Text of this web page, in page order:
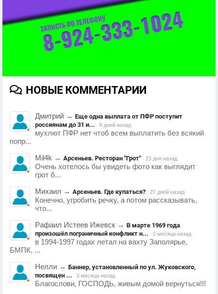
НОВЫЕ КОММЕНТАРИИ
Дмитрий → Еще одна выплата от ПФР поступит
россиянам до 31 и...
9 дней назад
мухлют ПФР нет чтоб всем выплатить без всякий
попр...
Mil4k → Арсеньев. Ресторан "Грот" 23 дня назад
Очень хотелось бы увидеть фото как выглядит
грот б...
Михаил → Арсеньев. Где купаться? 27 дней назад
Конечно, угробить речку, а потом рассказывать,
что...
Рафаил Истеев Ижевск → В марте 1969 года
произошёл пограничный конфликт н...
2 месяца назад
в 1994-1997 годах летал на вахту Заполярье,
БМПК, ...
Нелли → Баннер, установленный по ул. Жуковского,
посвящен ...
3 месяца назад
Благослови, ГОСПОДЬ, живым домой вернуться!!!